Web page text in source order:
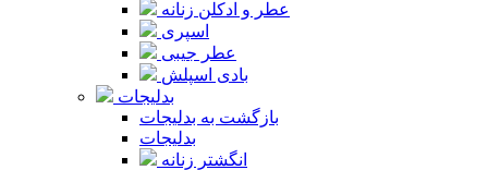
عطر و ادکلن زنانه
اسپری
عطر جیبی
بادی اسپلش
بدلیجات
بازگشت به بدلیجات
بدلیجات
انگشتر زنانه